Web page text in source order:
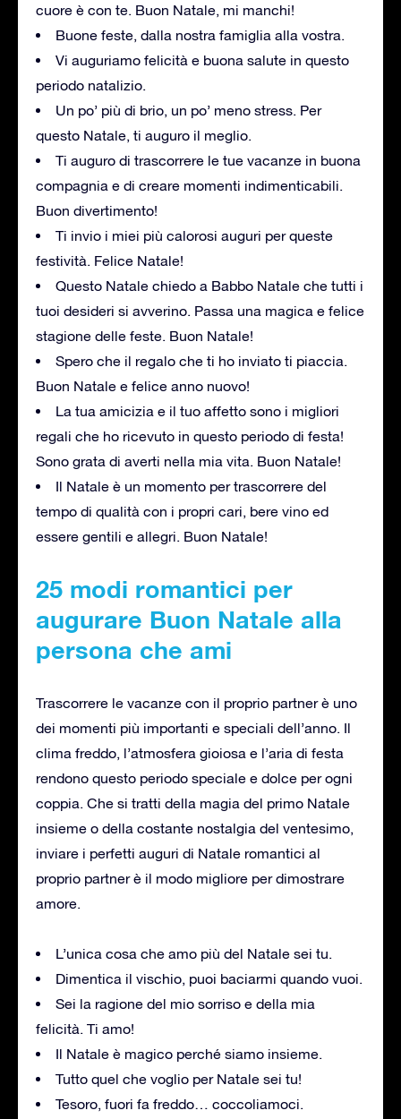
cuore è con te. Buon Natale, mi manchi!
Buone feste, dalla nostra famiglia alla vostra.
Vi auguriamo felicità e buona salute in questo
periodo natalizio.
Un po’ più di brio, un po’ meno stress. Per
questo Natale, ti auguro il meglio.
Ti auguro di trascorrere le tue vacanze in buona
compagnia e di creare momenti indimenticabili.
Buon divertimento!
Ti invio i miei più calorosi auguri per queste
festività. Felice Natale!
Questo Natale chiedo a Babbo Natale che tutti i
tuoi desideri si avverino. Passa una magica e felice
stagione delle feste. Buon Natale!
Spero che il regalo che ti ho inviato ti piaccia.
Buon Natale e felice anno nuovo!
La tua amicizia e il tuo affetto sono i migliori
regali che ho ricevuto in questo periodo di festa!
Sono grata di averti nella mia vita. Buon Natale!
Il Natale è un momento per trascorrere del
tempo di qualità con i propri cari, bere vino ed
essere gentili e allegri. Buon Natale!
25 modi romantici per
augurare Buon Natale alla
persona che ami
Trascorrere le vacanze con il proprio partner è uno
dei momenti più importanti e speciali dell’anno. Il
clima freddo, l’atmosfera gioiosa e l’aria di festa
rendono questo periodo speciale e dolce per ogni
coppia. Che si tratti della magia del primo Natale
insieme o della costante nostalgia del ventesimo,
inviare i perfetti auguri di Natale romantici al
proprio partner è il modo migliore per dimostrare
amore.
L’unica cosa che amo più del Natale sei tu.
Dimentica il vischio, puoi baciarmi quando vuoi.
Sei la ragione del mio sorriso e della mia
felicità. Ti amo!
Il Natale è magico perché siamo insieme.
Tutto quel che voglio per Natale sei tu!
Tesoro, fuori fa freddo… coccoliamoci.